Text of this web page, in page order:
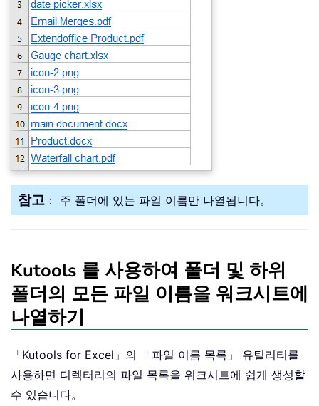
참고 ： 주 폴더에 있는 파일 이름만 나열됩니다。
Kutools 를 사용하여 폴더 및 하위
폴더의 모든 파일 이름을 워크시트에
나열하기
「Kutools for Excel」의 「파일 이름 목록」 유틸리티를
사용하면 디렉터리의 파일 목록을 워크시트에 쉽게 생성할
수 있습니다。